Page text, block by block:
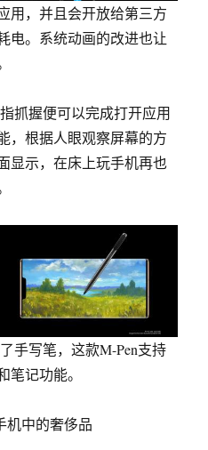
用，并且会开放给第三方
电。系统动画的改进也让
抓握便可以完成打开应用
，根据人眼观察屏幕的方
显示，在床上玩手机再也
手写笔，这款M-Pen支持
笔记功能。
机中的奢侈品